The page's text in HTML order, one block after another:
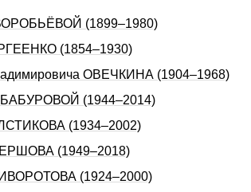
(1899–1980)
(1854–1930)
ОВЕЧКИHА (1904–1968)
(1944–2014)
(1934–2002)
ЕРШОВА (1949–2018)
(1924–2000)